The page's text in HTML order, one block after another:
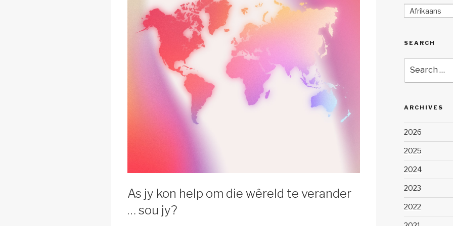
As jy kon help om die wêreld te verander
… sou jy?
Afrikaans
SEARCH
for:
ARCHIVES
2026
2025
2024
2023
2022